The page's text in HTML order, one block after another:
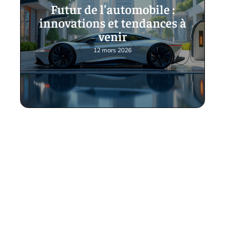
Futur de l’automobile :
innovations et tendances à
venir
12 mars 2026